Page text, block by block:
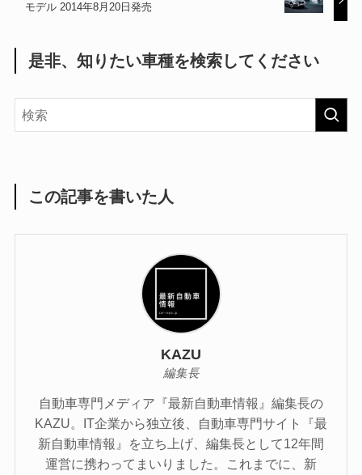
モデル 2014年8月20日発売
是非、知りたい車種を検索してください
この記事を書いた人
KAZU
編集長
自動車専門メディア『最新自動車情報』編集長の
KAZU。IT企業から独立後、自動車専門サイト『最
新自動車情報』を立ち上げ、編集長として12年間
運営に携わってまいりました。これまでに、新